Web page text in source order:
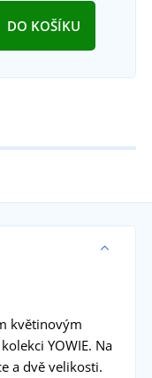
DO KOŠÍKU
květinovým
YOWIE. Na
a dvě velikosti.